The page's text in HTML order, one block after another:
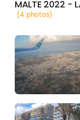
MALTE 2022 -
(4 photos)